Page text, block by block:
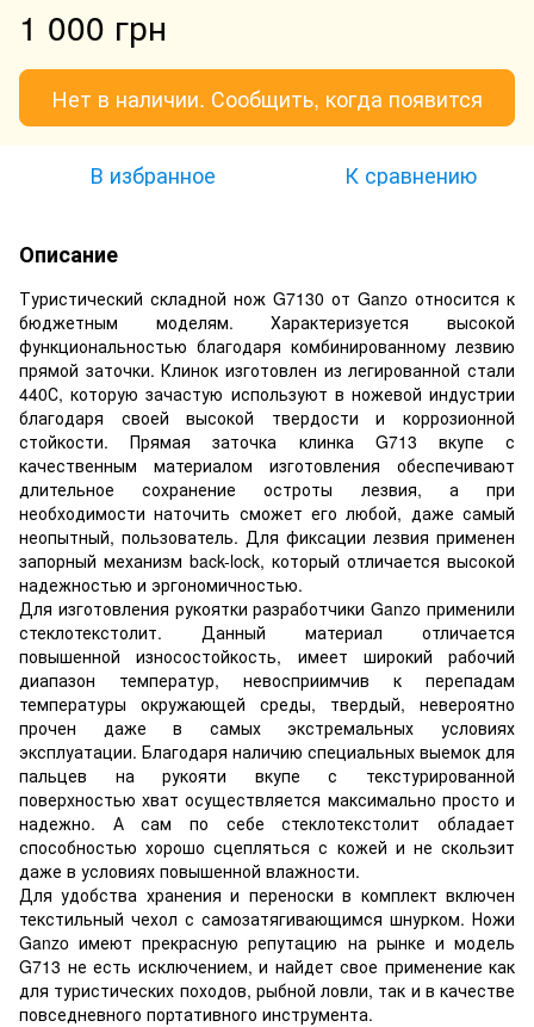
1 000 грн
Нет в наличии. Сообщить, когда появится
В избранное К сравнению
Описание
Туристический складной нож G7130 от Ganzo относится к
бюджетным моделям. Характеризуется высокой
функциональностью благодаря комбинированному лезвию
прямой заточки. Клинок изготовлен из легированной стали
440С, которую зачастую используют в ножевой индустрии
благодаря своей высокой твердости и коррозионной
стойкости. Прямая заточка клинка G713 вкупе с
качественным материалом изготовления обеспечивают
длительное сохранение остроты лезвия, а при
необходимости наточить сможет его любой, даже самый
неопытный, пользователь. Для фиксации лезвия применен
запорный механизм back-lock, который отличается высокой
надежностью и эргономичностью.
Для изготовления рукоятки разработчики Ganzo применили
стеклотекстолит. Данный материал отличается
повышенной износостойкость, имеет широкий рабочий
диапазон температур, невосприимчив к перепадам
температуры окружающей среды, твердый, невероятно
прочен даже в самых экстремальных условиях
эксплуатации. Благодаря наличию специальных выемок для
пальцев на рукояти вкупе с текстурированной
поверхностью хват осуществляется максимально просто и
надежно. А сам по себе стеклотекстолит обладает
способностью хорошо сцепляться с кожей и не скользит
даже в условиях повышенной влажности.
Для удобства хранения и переноски в комплект включен
текстильный чехол с самозатягивающимся шнурком. Ножи
Ganzo имеют прекрасную репутацию на рынке и модель
G713 не есть исключением, и найдет свое применение как
для туристических походов, рыбной ловли, так и в качестве
повседневного портативного инструмента.